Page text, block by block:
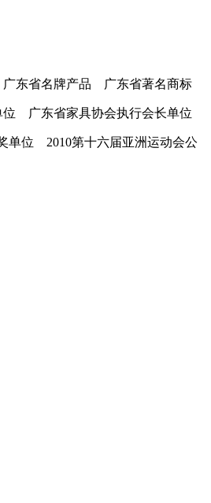
东省名牌产品 广东省著名商标
位 广东省家具协会执行会长单位
单位 2010第十六届亚洲运动会公